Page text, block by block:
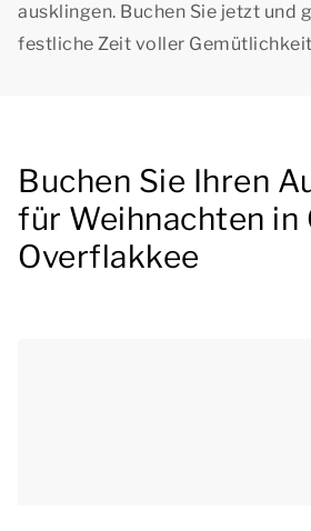
ausklingen. Buchen Sie jetzt und
festliche Zeit voller
Buchen Sie Ihren
für Weihnachten in
Overflakkee